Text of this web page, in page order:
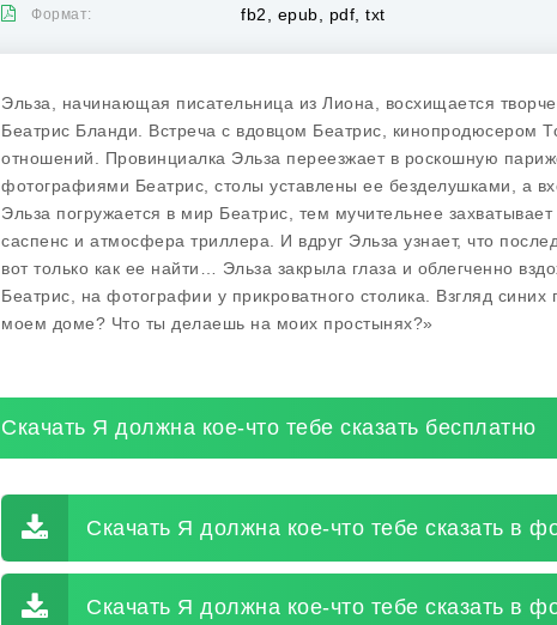
Формат: fb2, epub, pdf, txt
Эльза, начинающая писательница из Лиона, восхищается
Беатрис Бланди. Встреча с вдовцом Беатрис, кинопродюсером
отношений. Провинциалка Эльза переезжает в роскошную
фотографиями Беатрис, столы уставлены ее безделушками, а
Эльза погружается в мир Беатрис, тем мучительнее
саспенс и атмосфера триллера. И вдруг Эльза узнает, что
вот только как ее найти… Эльза закрыла глаза и облегченно
Беатрис, на фотографии у прикроватного столика. Взгляд
моем доме? Что ты делаешь на моих простынях?»
Скачать Я должна кое-что тебе сказать бесплатно
Скачать Я должна кое-что тебе сказать в
Скачать Я должна кое-что тебе сказать в